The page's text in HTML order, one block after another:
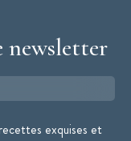
newsletter
exquises et